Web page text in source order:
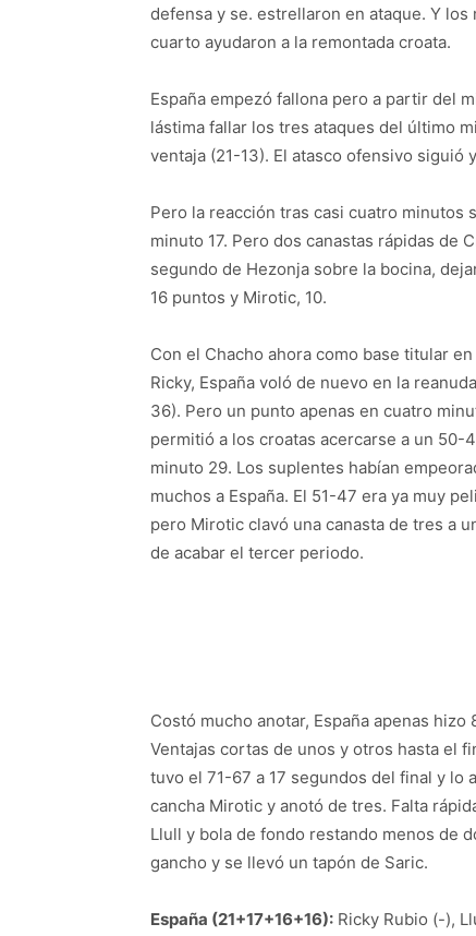
defensa y se. estrellaron en ataque. Y
cuarto ayudaron a la remontada croata.
España empezó fallona pero a partir del
lástima fallar los tres ataques del último
ventaja (21-13). El atasco ofensivo siguió
Pero la reacción tras casi cuatro
minuto 17. Pero dos canastas rápidas de
segundo de Hezonja sobre la bocina,
16 puntos y Mirotic, 10.
Con el Chacho ahora como base titular
Ricky, España voló de nuevo en la
36). Pero un punto apenas en cuatro
permitió a los croatas acercarse a un 50-
minuto 29. Los suplentes habían
muchos a España. El 51-47 era ya muy
pero Mirotic clavó una canasta de tres a
de acabar el tercer periodo.
Costó mucho anotar, España apenas
Ventajas cortas de unos y otros hasta el
tuvo el 71-67 a 17 segundos del final y lo
cancha Mirotic y anotó de tres. Falta
Llull y bola de fondo restando menos de
gancho y se llevó un tapón de Saric.
España (21+17+16+16): Ricky Rubio (-),